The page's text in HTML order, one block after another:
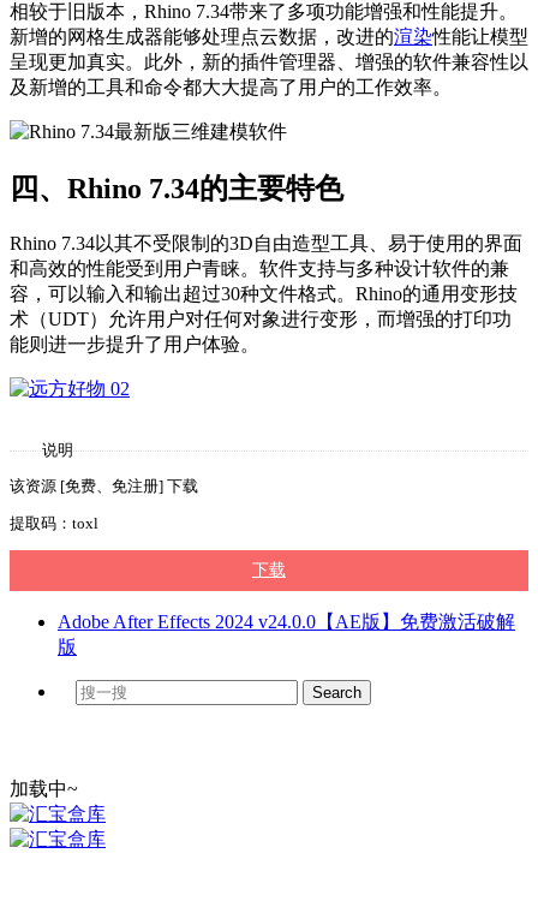
相较于旧版本，Rhino 7.34带来了多项功能增强和性能提升。
新增的网格生成器能够处理点云数据，改进的渲染性能让模型
呈现更加真实。此外，新的插件管理器、增强的软件兼容性以
及新增的工具和命令都大大提高了用户的工作效率。
四、Rhino 7.34的主要特色
Rhino 7.34以其不受限制的3D自由造型工具、易于使用的界面
和高效的性能受到用户青睐。软件支持与多种设计软件的兼
容，可以输入和输出超过30种文件格式。Rhino的通用变形技
术（UDT）允许用户对任何对象进行变形，而增强的打印功
能则进一步提升了用户体验。
说明
该资源 [免费、免注册] 下载
提取码：toxl
下载
Adobe After Effects 2024 v24.0.0【AE版】免费激活破解
版
加载中~